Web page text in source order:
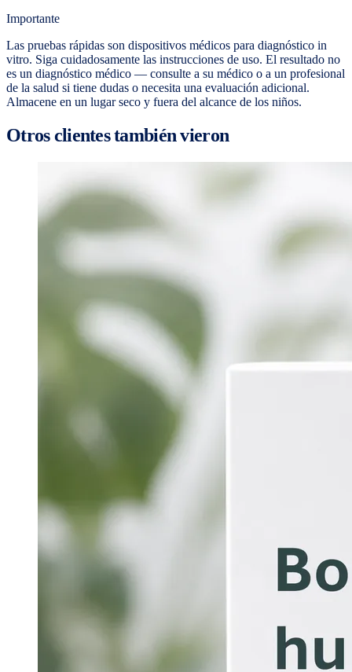
Importante
Las pruebas rápidas son dispositivos médicos para diagnóstico in
vitro. Siga cuidadosamente las instrucciones de uso. El resultado no
es un diagnóstico médico — consulte a su médico o a un profesional
de la salud si tiene dudas o necesita una evaluación adicional.
Almacene en un lugar seco y fuera del alcance de los niños.
Otros clientes también vieron